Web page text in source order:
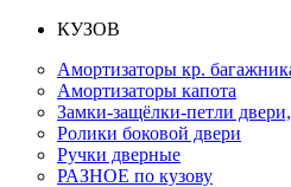
КУЗОВ
Амортизаторы кр.
Амортизаторы капота
Замки-защёлки-петли
Ролики боковой двери
Ручки дверные
РАЗНОЕ по кузову